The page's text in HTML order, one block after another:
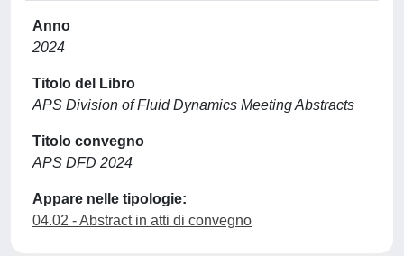
Anno
2024
Titolo del Libro
APS Division of Fluid Dynamics Meeting Abstracts
Titolo convegno
APS DFD 2024
Appare nelle tipologie:
04.02 - Abstract in atti di convegno